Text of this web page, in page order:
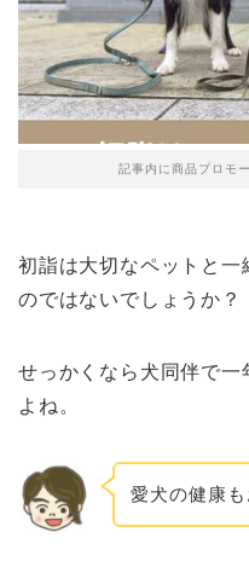
記事内に商品プロモ
初詣は大切なペットと一
のではないでしょうか？
せっかくなら犬同伴で一
よね。
愛犬の健康も